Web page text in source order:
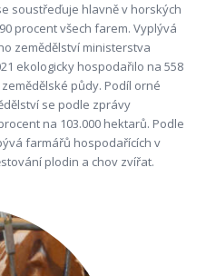
soustřeďuje hlavně v horských
procent všech farem. Vyplývá
zemědělství ministerstva
ekologicky hospodařilo na 558
půdy. Podíl orné
se podle zprávy
na 103.000 hektarů. Podle
farmářů hospodařících v
plodin a chov zvířat.